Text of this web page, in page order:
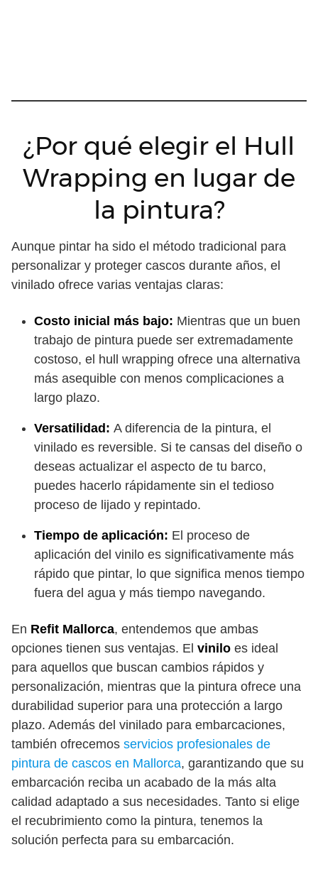
¿Por qué elegir el Hull
Wrapping en lugar de
la pintura?
Aunque pintar ha sido el método tradicional para
personalizar y proteger cascos durante años, el
vinilado ofrece varias ventajas claras:
Costo inicial más bajo: Mientras que un buen
trabajo de pintura puede ser extremadamente
costoso, el hull wrapping ofrece una alternativa
más asequible con menos complicaciones a
largo plazo.
Versatilidad: A diferencia de la pintura, el
vinilado es reversible. Si te cansas del diseño o
deseas actualizar el aspecto de tu barco,
puedes hacerlo rápidamente sin el tedioso
proceso de lijado y repintado.
Tiempo de aplicación: El proceso de
aplicación del vinilo es significativamente más
rápido que pintar, lo que significa menos tiempo
fuera del agua y más tiempo navegando.
En Refit Mallorca, entendemos que ambas
opciones tienen sus ventajas. El vinilo es ideal
para aquellos que buscan cambios rápidos y
personalización, mientras que la pintura ofrece una
durabilidad superior para una protección a largo
plazo. Además del vinilado para embarcaciones,
también ofrecemos servicios profesionales de
pintura de cascos en Mallorca, garantizando que su
embarcación reciba un acabado de la más alta
calidad adaptado a sus necesidades. Tanto si elige
el recubrimiento como la pintura, tenemos la
solución perfecta para su embarcación.